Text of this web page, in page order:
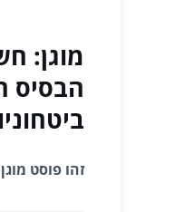
מוגן:
הבסיס
זהו פוסט